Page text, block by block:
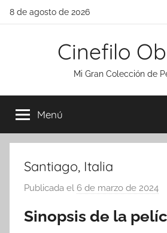
Saltar
8 de agosto de 2026
Cinefilo
Mi Gran Colección de
Menú
Santiago, Italia
Publicada el 6 de marzo de 2024
r
Sinopsis de la